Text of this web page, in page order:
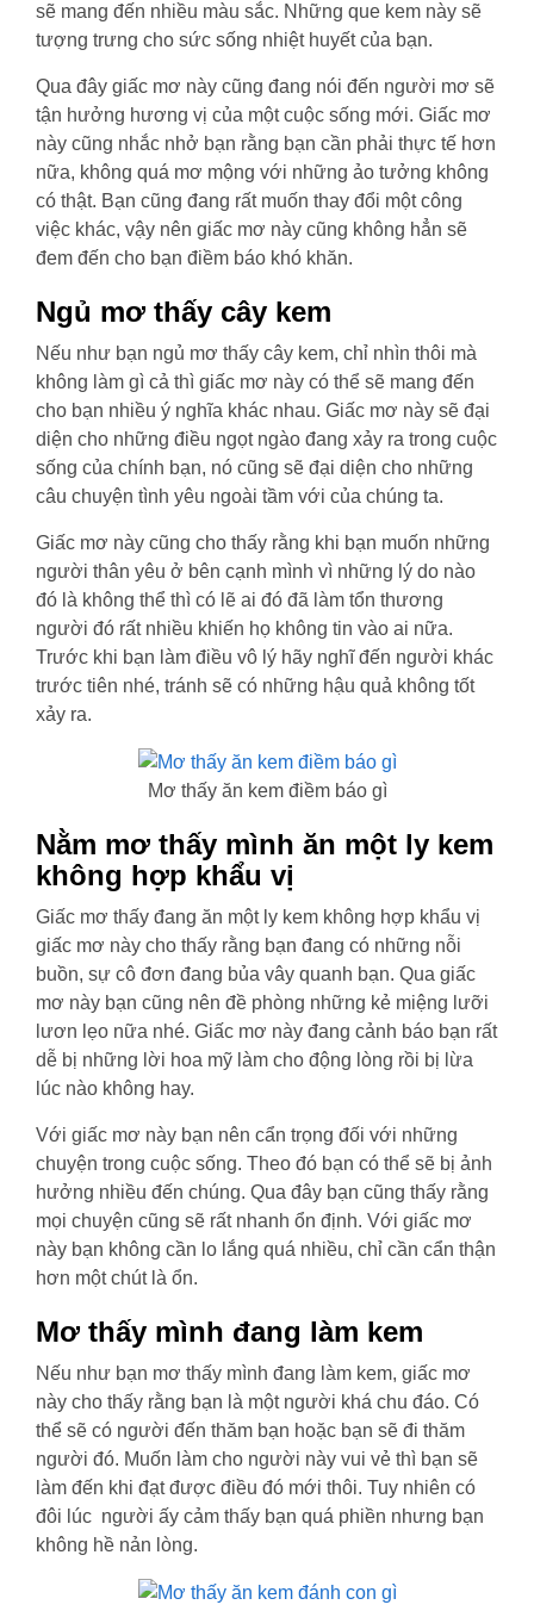
sẽ mang đến nhiều màu sắc. Những que kem này sẽ
tượng trưng cho sức sống nhiệt huyết của bạn.
Qua đây giấc mơ này cũng đang nói đến người mơ sẽ
tận hưởng hương vị của một cuộc sống mới. Giấc mơ
này cũng nhắc nhở bạn rằng bạn cần phải thực tế hơn
nữa, không quá mơ mộng với những ảo tưởng không
có thật. Bạn cũng đang rất muốn thay đổi một công
việc khác, vậy nên giấc mơ này cũng không hẳn sẽ
đem đến cho bạn điềm báo khó khăn.
Ngủ mơ thấy cây kem
Nếu như bạn ngủ mơ thấy cây kem, chỉ nhìn thôi mà
không làm gì cả thì giấc mơ này có thể sẽ mang đến
cho bạn nhiều ý nghĩa khác nhau. Giấc mơ này sẽ đại
diện cho những điều ngọt ngào đang xảy ra trong cuộc
sống của chính bạn, nó cũng sẽ đại diện cho những
câu chuyện tình yêu ngoài tầm với của chúng ta.
Giấc mơ này cũng cho thấy rằng khi bạn muốn những
người thân yêu ở bên cạnh mình vì những lý do nào
đó là không thể thì có lẽ ai đó đã làm tổn thương
người đó rất nhiều khiến họ không tin vào ai nữa.
Trước khi bạn làm điều vô lý hãy nghĩ đến người khác
trước tiên nhé, tránh sẽ có những hậu quả không tốt
xảy ra.
Mơ thấy ăn kem điềm báo gì
Nằm mơ thấy mình ăn một ly kem
không hợp khẩu vị
Giấc mơ thấy đang ăn một ly kem không hợp khẩu vị
giấc mơ này cho thấy rằng bạn đang có những nỗi
buồn, sự cô đơn đang bủa vây quanh bạn. Qua giấc
mơ này bạn cũng nên đề phòng những kẻ miệng lưỡi
lươn lẹo nữa nhé. Giấc mơ này đang cảnh báo bạn rất
dễ bị những lời hoa mỹ làm cho động lòng rồi bị lừa
lúc nào không hay.
Với giấc mơ này bạn nên cẩn trọng đối với những
chuyện trong cuộc sống. Theo đó bạn có thể sẽ bị ảnh
hưởng nhiều đến chúng. Qua đây bạn cũng thấy rằng
mọi chuyện cũng sẽ rất nhanh ổn định. Với giấc mơ
này bạn không cần lo lắng quá nhiều, chỉ cần cẩn thận
hơn một chút là ổn.
Mơ thấy mình đang làm kem
Nếu như bạn mơ thấy mình đang làm kem, giấc mơ
này cho thấy rằng bạn là một người khá chu đáo. Có
thể sẽ có người đến thăm bạn hoặc bạn sẽ đi thăm
người đó. Muốn làm cho người này vui vẻ thì bạn sẽ
làm đến khi đạt được điều đó mới thôi. Tuy nhiên có
đôi lúc người ấy cảm thấy bạn quá phiền nhưng bạn
không hề nản lòng.